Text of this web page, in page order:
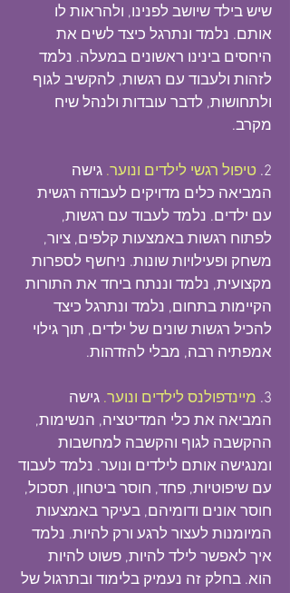
שיש בילד שיושב לפנינו, ולהראות לו
אותם. נלמד ונתרגל כיצד לשים את
היחסים בינינו ראשונים במעלה. נלמד
לזהות ולעבוד עם רגשות, להקשיב לגוף
ולתחושות, לדבר עובדות ולנהל שיח
מקרב.
2. טיפול רגשי לילדים ונוער. גישה
המביאה כלים מדויקים לעבודה רגשית
עם ילדים. נלמד לעבוד עם רגשות,
לפתוח רגשות באמצעות קלפים, ציור,
משחק ופעילויות שונות. ניחשף לספרות
מקצועית, נלמד וננתח ביחד את התורות
הקיימות בתחום, נלמד ונתרגל כיצד
להכיל רגשות שונים של ילדים, תוך גילוי
אמפתיה רבה, מבלי להזדהות.
3. מיינדפולנס לילדים ונוער. גישה
המביאה את כלי המדיטציה, הנשימות,
ההקשבה לגוף והקשבה למחשבות
ומנגישה אותם לילדים ונוער. נלמד לעבוד
עם שיפוטיות, פחד, חוסר ביטחון, תסכול,
חוסר אונים ודומיהם, בעיקר באמצעות
המיומנות לעצור לרגע ורק להיות. נלמד
איך לאפשר לילד להיות, פשוט להיות
הוא. בחלק זה נעמיק בלימוד ובתרגול של